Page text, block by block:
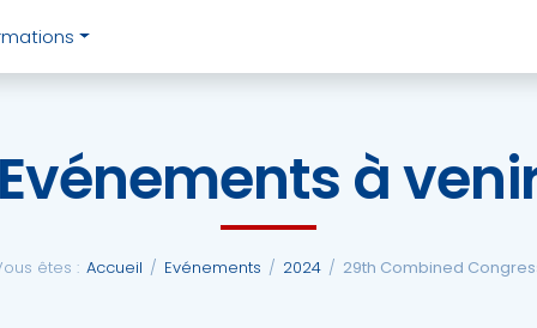
Evénements à
êtes : Accueil / Evénements / 2024 / 29th Combined